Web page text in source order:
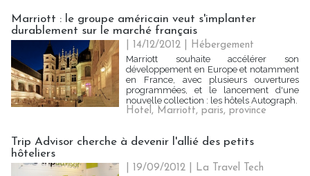
Marriott : le groupe américain veut s'implanter
durablement sur le marché français
| 14/12/2012
Hébergement
Marriott souhaite accélérer son
développement en Europe et notamment
en France, avec plusieurs ouvertures
programmées, et le lancement d'une
nouvelle collection : les hôtels Autograph.
Hotel, Marriott,paris,province
Trip Advisor cherche à devenir l'allié des petits
hôteliers
| 19/09/2012
La Travel Tech